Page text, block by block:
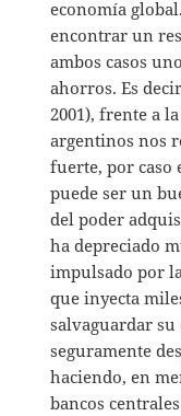
economía
encontrar un
ambos casos
ahorros. Es
2001), frente a
argentinos nos
fuerte, por caso
puede ser un
del poder
ha depreciado
impulsado por
que inyecta
salvaguardar
seguramente
haciendo, en
bancos